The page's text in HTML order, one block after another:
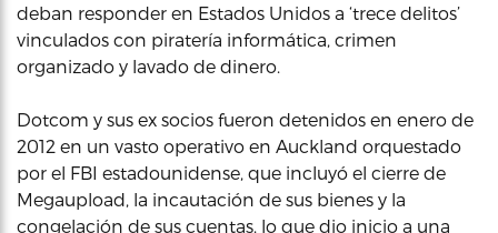
deban responder en Estados Unidos a ‘trece delitos’
vinculados con piratería informática, crimen
organizado y lavado de dinero.
Dotcom y sus ex socios fueron detenidos en enero de
2012 en un vasto operativo en Auckland orquestado
por el FBI estadounidense, que incluyó el cierre de
Megaupload, la incautación de sus bienes y la
congelación de sus cuentas, lo que dio inicio a una